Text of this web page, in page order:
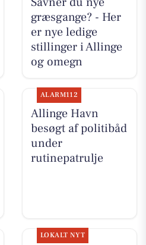
græsgange? - Her
er nye ledige
stillinger i Allinge
og omegn
ALARM112
Allinge Havn
besøgt af politibåd
under
rutinepatrulje
LOKALT NYT